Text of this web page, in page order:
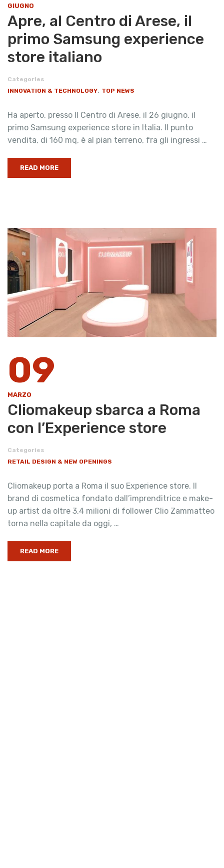
GIUGNO
Apre, al Centro di Arese, il
primo Samsung experience
store italiano
Categories
INNOVATION & TECHNOLOGY, TOP NEWS
Ha aperto, presso Il Centro di Arese, il 26 giugno, il
primo Samsung experience store in Italia. Il punto
vendita, di 160 mq, è al pian terreno, fra gli ingressi …
READ MORE
09
MARZO
Cliomakeup sbarca a Roma
con l’Experience store
Categories
RETAIL DESIGN & NEW OPENINGS
Cliomakeup porta a Roma il suo Experience store. Il
brand di cosmetica fondato dall’imprenditrice e make-
up artist da oltre 3,4 milioni di follower Clio Zammatteo
torna nella capitale da oggi, …
READ MORE